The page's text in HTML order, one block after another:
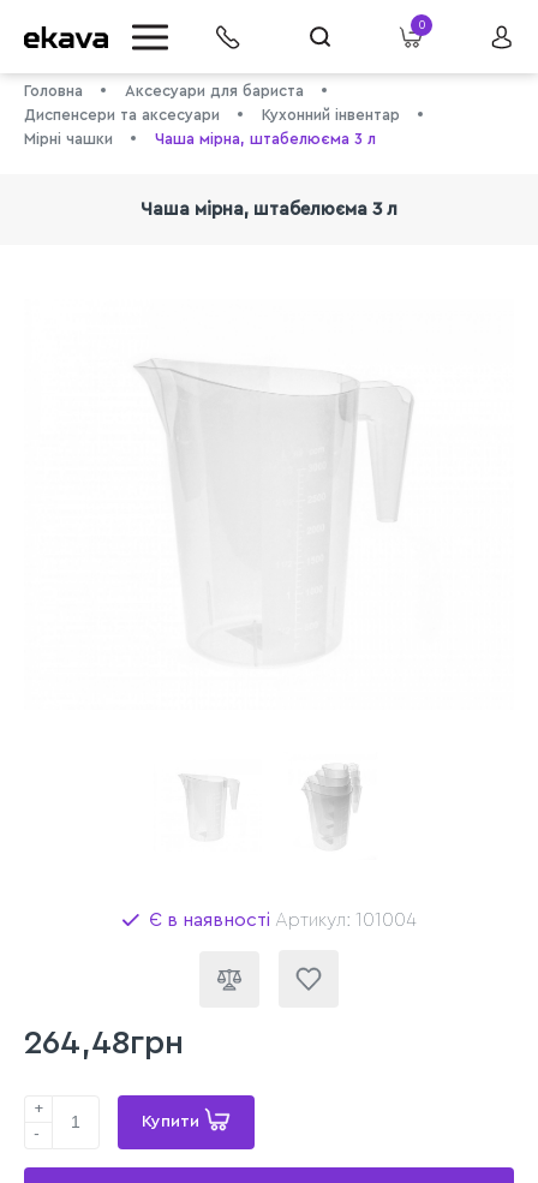
0
Головна
Аксесуари для бариста
Диспенсери та аксесуари
Кухонний інвентар
Мірні чашки
Чаша мірна, штабелюєма 3 л
Чаша мірна, штабелюєма 3 л
Є в наявності Артикул: 101004
264,48грн
+
-
Купити